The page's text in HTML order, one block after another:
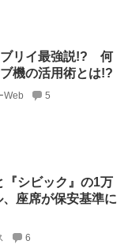
ブリイ最強説!? 何
機の活用術とは!?
Web 5
シビック』の1万
座席が保安基準に
6